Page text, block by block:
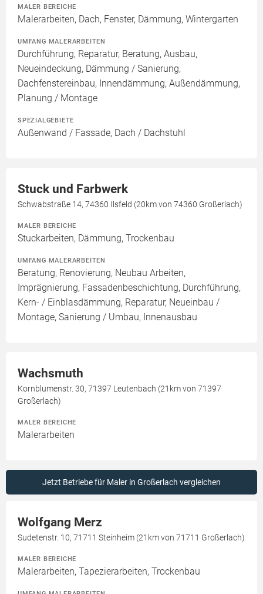
MALER BEREICHE
Malerarbeiten, Dach, Fenster, Dämmung, Wintergarten
UMFANG MALERARBEITEN
Durchführung, Reparatur, Beratung, Ausbau,
Neueindeckung, Dämmung / Sanierung,
Dachfenstereinbau, Innendämmung, Außendämmung,
Planung / Montage
SPEZIALGEBIETE
Außenwand / Fassade, Dach / Dachstuhl
Stuck und Farbwerk
Schwabstraße 14, 74360 Ilsfeld (20km von 74360 Großerlach)
MALER BEREICHE
Stuckarbeiten, Dämmung, Trockenbau
UMFANG MALERARBEITEN
Beratung, Renovierung, Neubau Arbeiten,
Imprägnierung, Fassadenbeschichtung, Durchführung,
Kern- / Einblasdämmung, Reparatur, Neueinbau /
Montage, Sanierung / Umbau, Innenausbau
Wachsmuth
Kornblumenstr. 30, 71397 Leutenbach (21km von 71397
Großerlach)
MALER BEREICHE
Malerarbeiten
Jetzt Betriebe für Maler in Großerlach vergleichen
Wolfgang Merz
Sudetenstr. 10, 71711 Steinheim (21km von 71711 Großerlach)
MALER BEREICHE
Malerarbeiten, Tapezierarbeiten, Trockenbau